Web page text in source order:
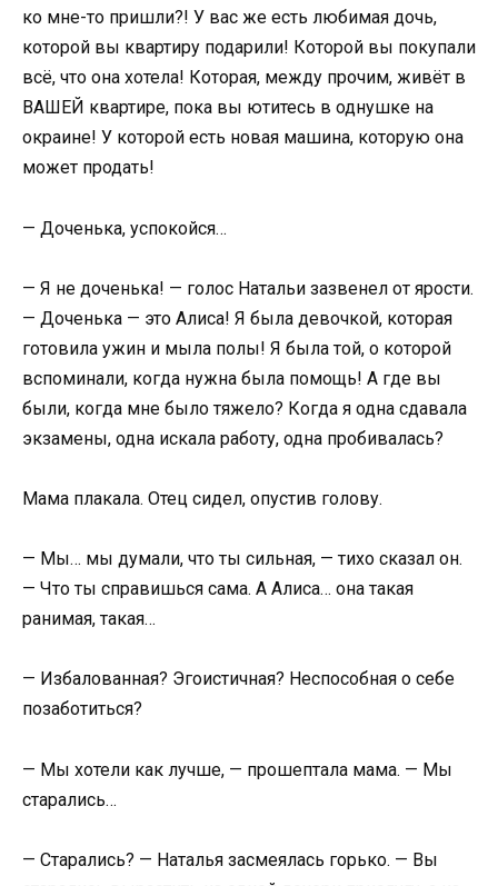
ко мне-то пришли?! У вас же есть любимая дочь,
которой вы квартиру подарили! Которой вы покупали
всё, что она хотела! Которая, между прочим, живёт в
ВАШЕЙ квартире, пока вы ютитесь в однушке на
окраине! У которой есть новая машина, которую она
может продать!
— Доченька, успокойся…
— Я не доченька! — голос Натальи зазвенел от ярости.
— Доченька — это Алиса! Я была девочкой, которая
готовила ужин и мыла полы! Я была той, о которой
вспоминали, когда нужна была помощь! А где вы
были, когда мне было тяжело? Когда я одна сдавала
экзамены, одна искала работу, одна пробивалась?
Мама плакала. Отец сидел, опустив голову.
— Мы… мы думали, что ты сильная, — тихо сказал он.
— Что ты справишься сама. А Алиса… она такая
ранимая, такая…
— Избалованная? Эгоистичная? Неспособная о себе
позаботиться?
— Мы хотели как лучше, — прошептала мама. — Мы
старались…
— Старались? — Наталья засмеялась горько. — Вы